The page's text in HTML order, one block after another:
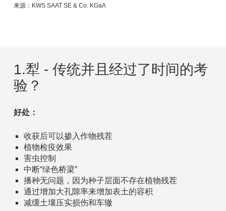
来源：KWS SAAT SE & Co. KGaA
1.犁 - 传统并且经过了时间的考
验？
好处：
收获后可以掺入作物残茬
植物检疫效果
害虫控制
中断“绿色桥梁”
播种无问题，因为种子层面不存在植物残茬
通过增加大孔隙率来增加表土的容积
减缓土壤压实损伤和车辙